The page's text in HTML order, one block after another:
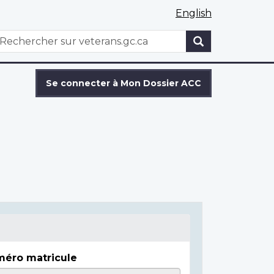
English
WxT
Se connecter à Mon Dossier ACC
matricule